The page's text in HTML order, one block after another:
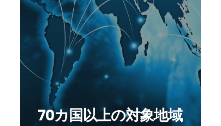
70カ国以上の対象地域
など、世界70カ国での税登録や税申
告を対応可能です。
またアドバイザリーではグローバル
な世界最大級の税理士法人と提携
し、世界140カ国以上の地域でのア
ドバイスが可能です。
一括して貴社ビジネスをご支援させ
て頂きます。